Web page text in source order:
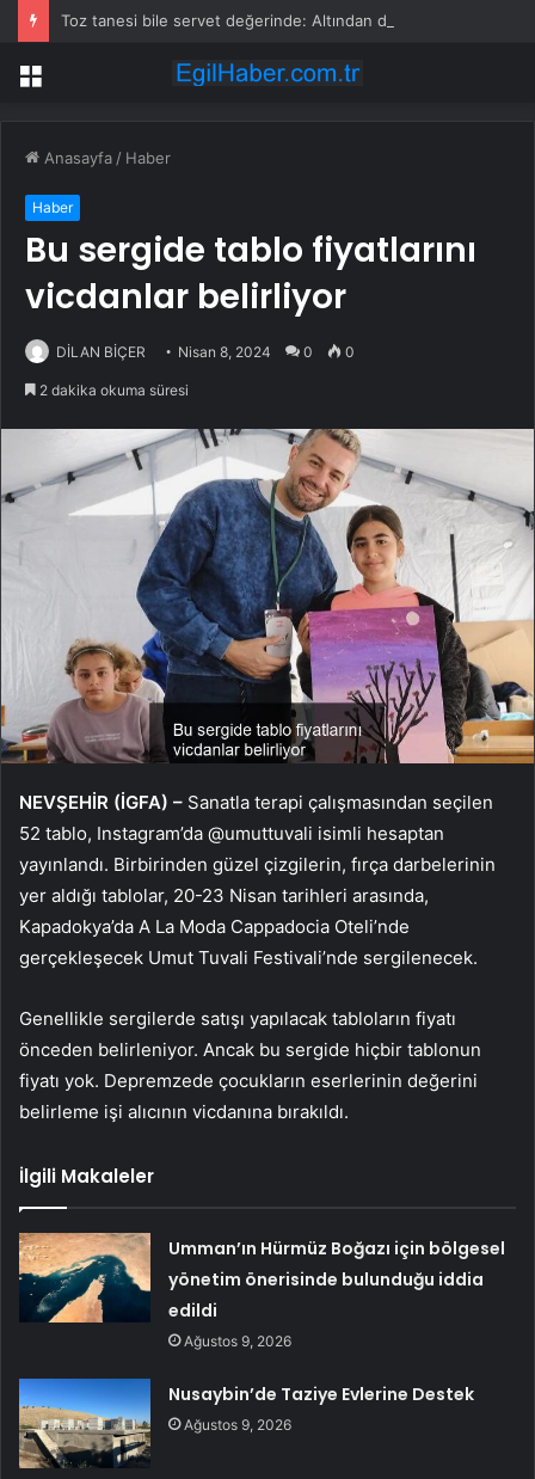
Menü
Anasayfa / Haber
Haber
Bu sergide tablo fiyatlarını
vicdanlar belirliyor
DİLAN BİÇER Nisan 8, 2024 0 0
2 dakika okuma süresi
NEVŞEHİR (İGFA) – Sanatla terapi çalışmasından seçilen
52 tablo, Instagram’da @umuttuvali isimli hesaptan
yayınlandı. Birbirinden güzel çizgilerin, fırça darbelerinin
yer aldığı tablolar, 20-23 Nisan tarihleri arasında,
Kapadokya’da A La Moda Cappadocia Oteli’nde
gerçekleşecek Umut Tuvali Festivali’nde sergilenecek.
Genellikle sergilerde satışı yapılacak tabloların fiyatı
önceden belirleniyor. Ancak bu sergide hiçbir tablonun
fiyatı yok. Depremzede çocukların eserlerinin değerini
belirleme işi alıcının vicdanına bırakıldı.
İlgili Makaleler
Umman’ın Hürmüz Boğazı için bölgesel
yönetim önerisinde bulunduğu iddia
edildi
Ağustos 9, 2026
Nusaybin’de Taziye Evlerine Destek
Ağustos 9, 2026